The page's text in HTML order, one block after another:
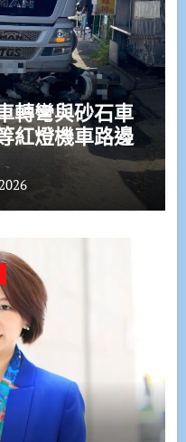
轉彎與砂石車
紅燈機車路邊